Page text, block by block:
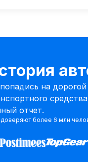
на
отчет.
более 6 млн